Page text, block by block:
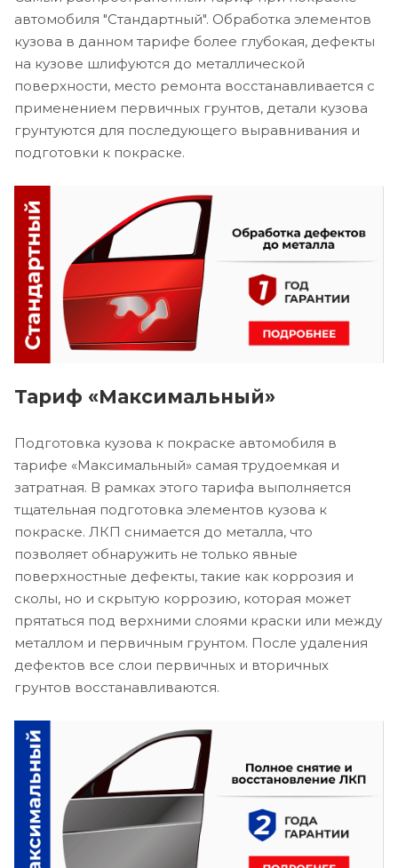
автомобиля "Стандартный". Обработка элементов
кузова в данном тарифе более глубокая, дефекты
на кузове шлифуются до металлической
поверхности, место ремонта восстанавливается с
применением первичных грунтов, детали кузова
грунтуются для последующего выравнивания и
подготовки к покраске.
Тариф «Максимальный»
Подготовка кузова к покраске автомобиля в
тарифе «Максимальный» самая трудоемкая и
затратная. В рамках этого тарифа выполняется
тщательная подготовка элементов кузова к
покраске. ЛКП снимается до металла, что
позволяет обнаружить не только явные
поверхностные дефекты, такие как коррозия и
сколы, но и скрытую коррозию, которая может
прятаться под верхними слоями краски или между
металлом и первичным грунтом. После удаления
дефектов все слои первичных и вторичных
грунтов восстанавливаются.